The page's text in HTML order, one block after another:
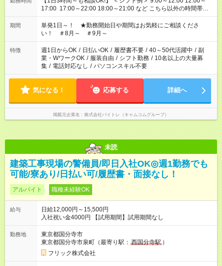
17:00 17:00～22:00 18:00～21:00 など こちら以外の時間帯も
お気軽にご相談ください！
期間
単発1日～！ ★勤務開始日や期間はお気軽にご相談くださ
い！ ＃8月～ ＃9月～
特徴 週1日からOK / 日払いOK / 履歴書不要 / 40～50代活躍中 / 副
業・WワークOK / 服装自由 / シフト勤務 / 10名以上の大量募
集 / 電話対応なし / パソコンスキル不要
気になる！ 応募する 詳細へ
掲載元企業名 株式会社バイトレ（キャムコムグループ）
未読
建築工事現場の警備員/即日入社OK◎週1勤務でも
可能/寮あり/日払い可/履歴書・面接なし！
アルバイト 職種未経験OK
給与
日給12,000円～15,500円
入社祝い金4000円 【試用期間】試用期間なし
勤務地
東京都国分寺市
東京都国分寺市泉町（最寄り駅： 西国分寺駅 ）
フリック株式会社